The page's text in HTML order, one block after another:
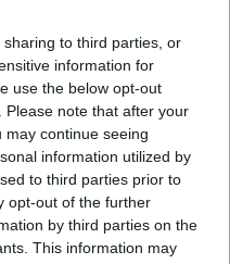
to third parties, or
information for
use the below opt-out
note that after your
continue seeing
information utilized by
to third parties prior to
opt-out of the further
by third parties on the
This information may
Έφυγαν οι
μένει η Μαρία
Καρυστιανού - Η